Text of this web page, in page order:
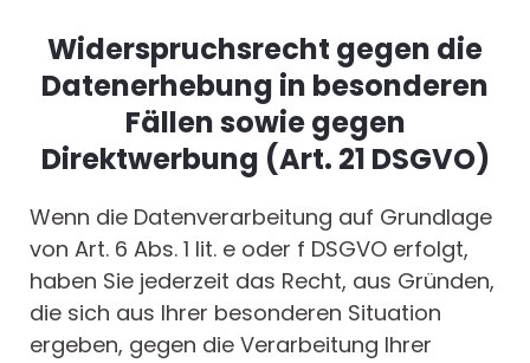
Widerspruchsrecht gegen die
Datenerhebung in besonderen
Fällen sowie gegen
Direktwerbung (Art. 21 DSGVO)
Wenn die Datenverarbeitung auf Grundlage
von Art. 6 Abs. 1 lit. e oder f DSGVO erfolgt,
haben Sie jederzeit das Recht, aus Gründen,
die sich aus Ihrer besonderen Situation
ergeben, gegen die Verarbeitung Ihrer